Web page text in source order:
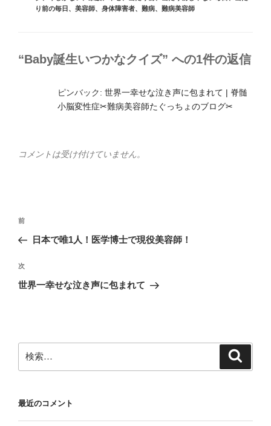
リ
ー
り前の毎日 、 美容師、 身体障害者、 難病、 難病美容師
“Baby誕生いつかなクイズ” への1件の返信
ピンバック: 世界一幸せな泣き声に包まれて | 脊髄
小脳変性症✂︎難病美容師たぐっちょのブログ✂︎
コメントは受け付けていません。
投
ナ
ビ
ゲ
ン
前
の
稿
前
日本で唯1人！医学博士で現役美容師！
次
の
次
世界一幸せな泣き声に包まれて
索:
最近のコメント